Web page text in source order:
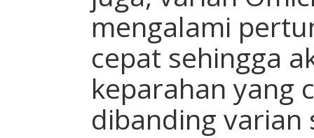
mengalami
cepat sehingga
keparahan yang
dibanding varian